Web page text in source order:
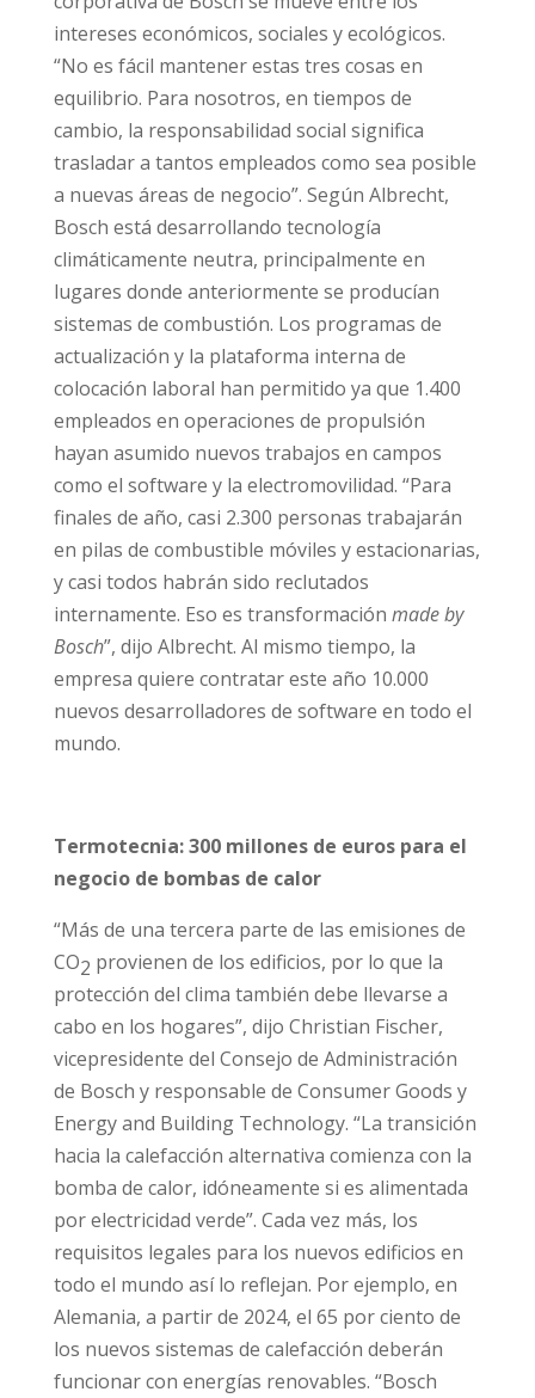
intereses económicos, sociales y ecológicos.
“No es fácil mantener estas tres cosas en
equilibrio. Para nosotros, en tiempos de
cambio, la responsabilidad social significa
trasladar a tantos empleados como sea posible
a nuevas áreas de negocio”. Según Albrecht,
Bosch está desarrollando tecnología
climáticamente neutra, principalmente en
lugares donde anteriormente se producían
sistemas de combustión. Los programas de
actualización y la plataforma interna de
colocación laboral han permitido ya que 1.400
empleados en operaciones de propulsión
hayan asumido nuevos trabajos en campos
como el software y la electromovilidad. “Para
finales de año, casi 2.300 personas trabajarán
en pilas de combustible móviles y estacionarias,
y casi todos habrán sido reclutados
internamente. Eso es transformación made by
Bosch”, dijo Albrecht. Al mismo tiempo, la
empresa quiere contratar este año 10.000
nuevos desarrolladores de software en todo el
mundo.
Termotecnia: 300 millones de euros para el
negocio de bombas de calor
“Más de una tercera parte de las emisiones de
CO2 provienen de los edificios, por lo que la
protección del clima también debe llevarse a
cabo en los hogares”, dijo Christian Fischer,
vicepresidente del Consejo de Administración
de Bosch y responsable de Consumer Goods y
Energy and Building Technology. “La transición
hacia la calefacción alternativa comienza con la
bomba de calor, idóneamente si es alimentada
por electricidad verde”. Cada vez más, los
requisitos legales para los nuevos edificios en
todo el mundo así lo reflejan. Por ejemplo, en
Alemania, a partir de 2024, el 65 por ciento de
los nuevos sistemas de calefacción deberán
funcionar con energías renovables. “Bosch